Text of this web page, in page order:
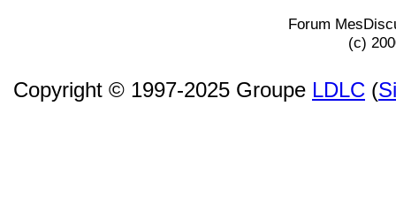
Forum
(c)
Copyright © 1997-2025 Groupe LDLC (